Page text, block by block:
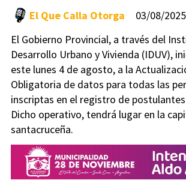
El Gobierno Provincial, a través del
Desarrollo Urbano y Vivienda (IDUV),
este lunes 4 de agosto, a la
Obligatoria de datos para todas las
inscriptas en el registro de
Dicho operativo, tendrá lugar en la
santacruceña.
03/08/2025
El Que Calla Otorga